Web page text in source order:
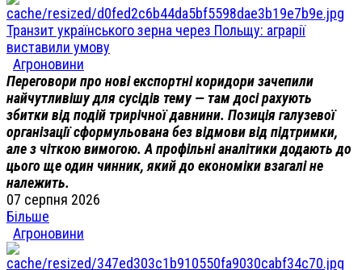
Транзит українського зерна через Польщу: аграрії
виставили умову
Агроновини
Переговори про нові експортні коридори зачепили
найчутливішу для сусідів тему — там досі рахують
збитки від подій трирічної давнини. Позиція галузевої
організації сформульована без відмови від підтримки,
але з чіткою вимогою. А профільні аналітики додають до
цього ще один чинник, який до економіки взагалі не
належить.
07 серпня 2026
Більше
Агроновини